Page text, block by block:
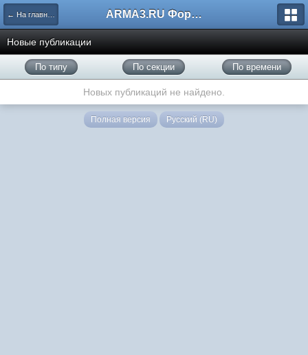
← На главную ARMA3.RU Форум
Новые публикации
По типу По секции По времени
Новых публикаций не найдено.
Полная версия Русский (RU)